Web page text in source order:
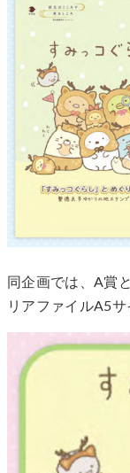
同企画では、A賞
リアファイルA5サ